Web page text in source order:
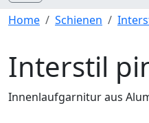
Home Schienen
Interstil
Innenlaufgarnitur aus